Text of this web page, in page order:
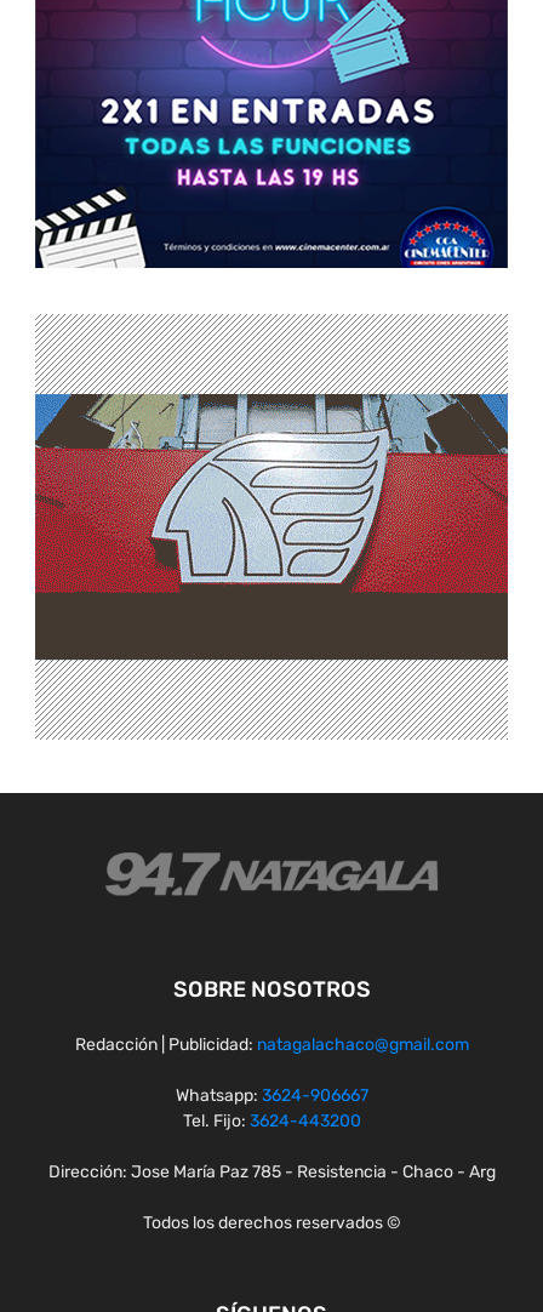
SOBRE NOSOTROS
Redacción | Publicidad: natagalachaco@gmail.com
Whatsapp: 3624-906667
Tel. Fijo: 3624-443200
Dirección: Jose María Paz 785 - Resistencia - Chaco - Arg
Todos los derechos reservados ©